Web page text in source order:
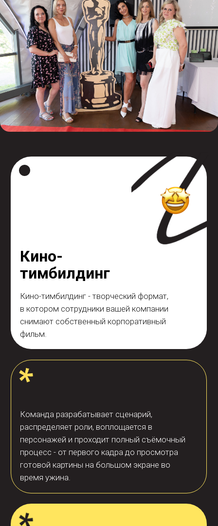
готовой картины на большом экране во
время ужина.
Формат проводится на открытых и закрытых
площадках. Каждому участнику выдаётся
своя роль в съёмочном процессе - никто не
остаётся в стороне. Есть возможность
новый специально под ваш запрос.Оставьте
заявку или позвоните - подберём сценарий
под ваш коллектив.
Кино-
тимбилдинг
Кино-тимбилдинг - творческий формат,
фильм.
Адаптируется под
любую площадку
Локация
от 10 человек
Число участников